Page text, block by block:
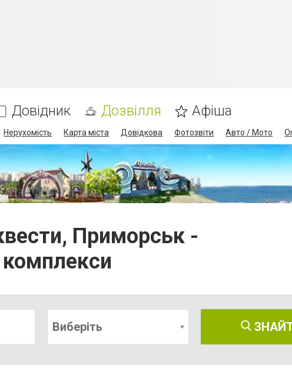
Довідник Дозвілля Афіша
Нерухомість Карта міста Довідкова Фотозвіти Авто / Мото
Приморськ -
Виберіть